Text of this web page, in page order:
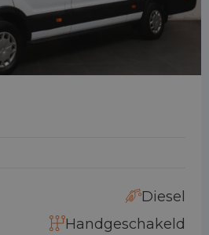
Diesel
Handgeschakeld